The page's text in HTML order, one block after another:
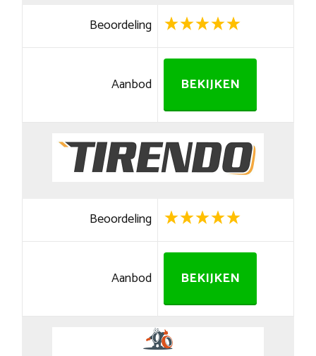
Beoordeling
Aanbod BEKIJKEN
Beoordeling
Aanbod BEKIJKEN